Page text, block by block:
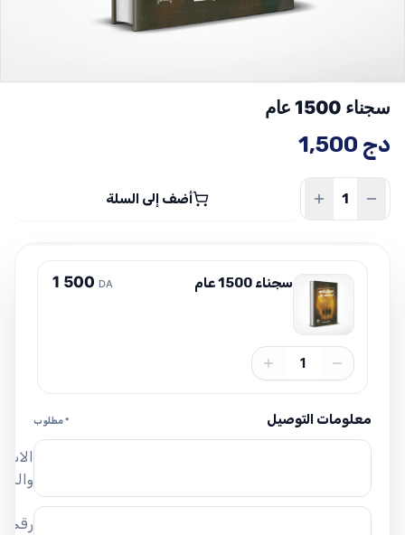
سجناء 1500 عام
1,500 دج
أضف إلى السلة
سجناء 1500 عام 1 500 DA
1
معلومات التوصيل * مطلوب
رقم